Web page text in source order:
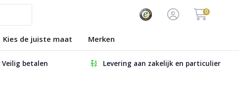
0
Kies de juiste maat Merken
Veilig betalen Levering aan zakelijk en particulier